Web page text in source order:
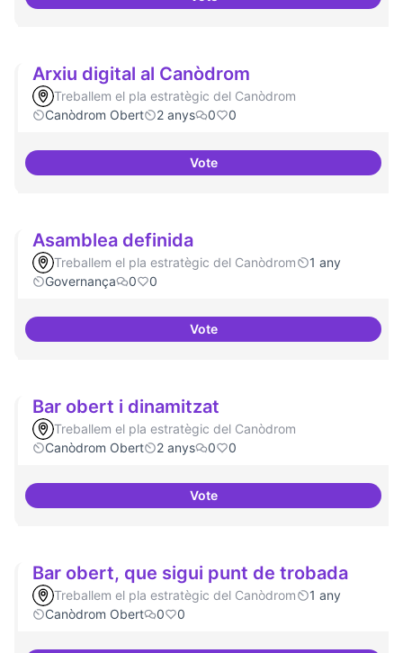
Arxiu digital al Canòdrom
Treballem el pla estratègic del Canòdrom
Canòdrom Obert
2 anys 0 0
VoteArxiu digital al Canòdrom
Asamblea definida
Treballem el pla estratègic del Canòdrom
1 any
Governança
0 0
VoteAsamblea definida
Bar obert i dinamitzat
Treballem el pla estratègic del Canòdrom
Canòdrom Obert
2 anys 0 0
VoteBar obert i dinamitzat
Bar obert, que sigui punt de trobada
Treballem el pla estratègic del Canòdrom
1 any
Canòdrom Obert
0 0